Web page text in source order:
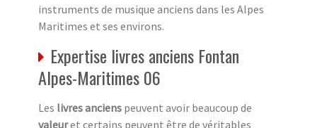
instruments de musique anciens dans les Alpes
Maritimes et ses environs.
Expertise livres anciens Fontan
Alpes-Maritimes 06
Les livres anciens peuvent avoir beaucoup de
valeuret certains peuvent être de véritables